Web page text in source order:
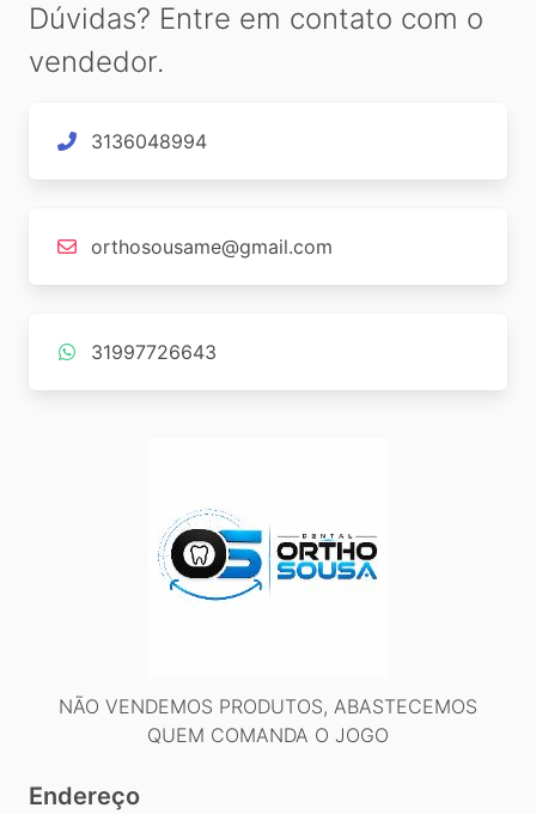
Dúvidas? Entre em contato com o
vendedor.
3136048994
orthosousame@gmail.com
31997726643
NÃO VENDEMOS PRODUTOS, ABASTECEMOS
QUEM COMANDA O JOGO
Endereço